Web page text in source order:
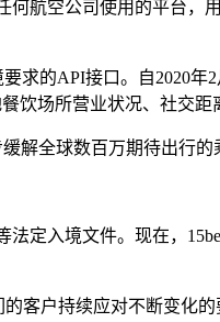
航空公司使用的平台
的API接口。自2020年
饮场所营业状况、社交距
解全球数百万期待出行的
定入境文件。现在，
客户持续应对不断变化